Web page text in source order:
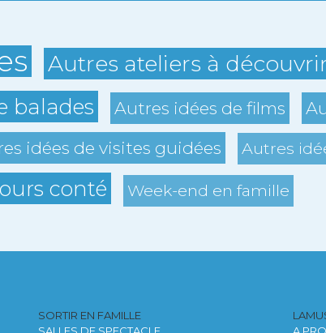
Autres ateliers à
balades Autres idées de films
idées de visites guidées Autres
conté Week-end en famille
SORTIR EN FAMILLE